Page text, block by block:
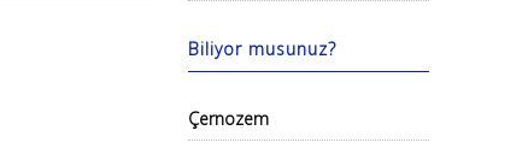
Biliyor musunuz?
Çernozem